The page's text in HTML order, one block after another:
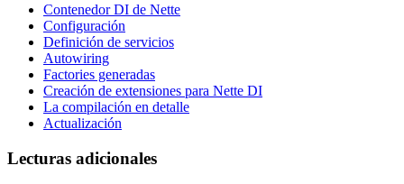
Contenedor DI de Nette
Configuración
Definición de servicios
Autowiring
Factories generadas
Creación de extensiones para Nette DI
La compilación en detalle
Actualización
Lecturas adicionales